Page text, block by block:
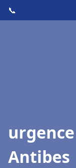
📞
Antibes